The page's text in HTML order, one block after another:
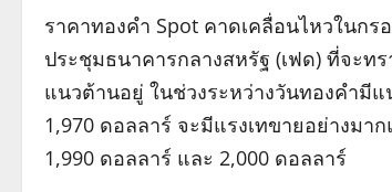
ราคาทองคำ Spot คาดเคลื่อนไหวในก
ประชุมธนาคารกลางสหรัฐ (เฟด) ที่จะ
แนวต้านอยู่ ในช่วงระหว่างวันทองคำมี
1,970 ดอลลาร์ จะมีแรงเทขายอย่างม
1,990 ดอลลาร์ และ 2,000 ดอลลาร์